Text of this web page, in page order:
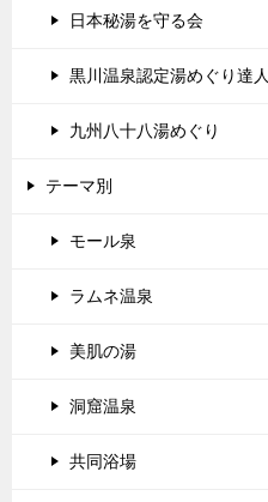
日本秘湯を守る会
黒川温泉認定湯めぐり達人
九州八十八湯めぐり
テーマ別
モール泉
ラムネ温泉
美肌の湯
洞窟温泉
共同浴場